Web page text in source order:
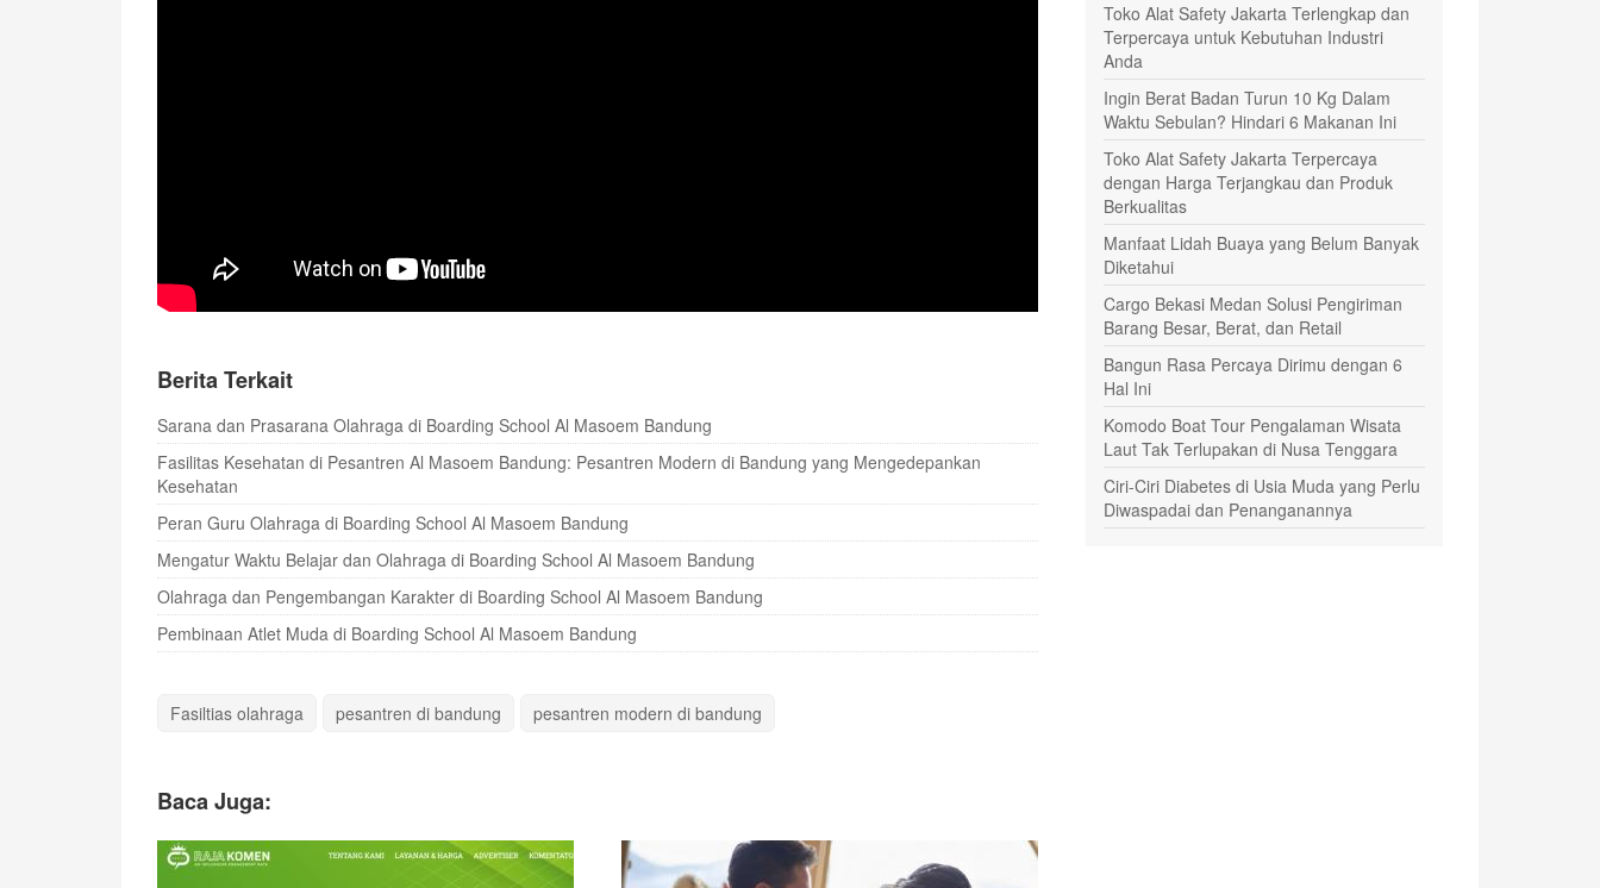
Berita Terkait
Sarana dan Prasarana Olahraga di Boarding School Al Masoem Bandung
Fasilitas Kesehatan di Pesantren Al Masoem Bandung: Pesantren Modern di Bandung yang Mengedepankan
Kesehatan
Peran Guru Olahraga di Boarding School Al Masoem Bandung
Mengatur Waktu Belajar dan Olahraga di Boarding School Al Masoem Bandung
Olahraga dan Pengembangan Karakter di Boarding School Al Masoem Bandung
Pembinaan Atlet Muda di Boarding School Al Masoem Bandung
Fasiltias olahraga pesantren di bandung pesantren modern di bandung
Baca Juga:
Toko Alat Safety Jakarta Terlengkap dan
Terpercaya untuk Kebutuhan Industri
Anda
Ingin Berat Badan Turun 10 Kg Dalam
Waktu Sebulan? Hindari 6 Makanan Ini
Toko Alat Safety Jakarta Terpercaya
dengan Harga Terjangkau dan Produk
Berkualitas
Manfaat Lidah Buaya yang Belum Banyak
Diketahui
Cargo Bekasi Medan Solusi Pengiriman
Barang Besar, Berat, dan Retail
Bangun Rasa Percaya Dirimu dengan 6
Hal Ini
Komodo Boat Tour Pengalaman Wisata
Laut Tak Terlupakan di Nusa Tenggara
Ciri-Ciri Diabetes di Usia Muda yang Perlu
Diwaspadai dan Penanganannya